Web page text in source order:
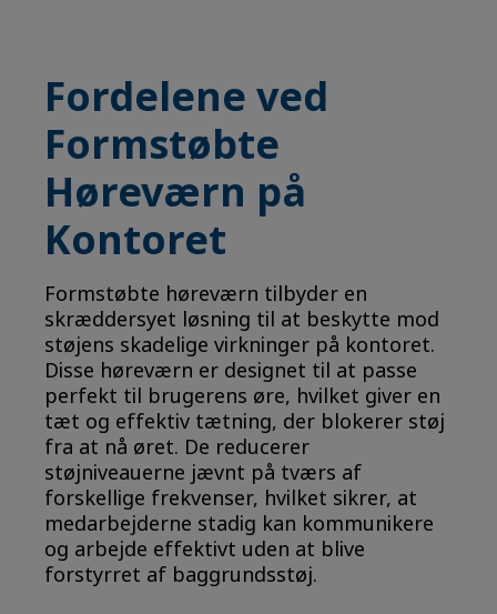
Fordelene ved
Formstøbte
Høreværn på
Kontoret
Formstøbte høreværn tilbyder en
skræddersyet løsning til at beskytte mod
støjens skadelige virkninger på kontoret.
Disse høreværn er designet til at passe
perfekt til brugerens øre, hvilket giver en
tæt og effektiv tætning, der blokerer støj
fra at nå øret. De reducerer
støjniveauerne jævnt på tværs af
forskellige frekvenser, hvilket sikrer, at
medarbejderne stadig kan kommunikere
og arbejde effektivt uden at blive
forstyrret af baggrundsstøj.